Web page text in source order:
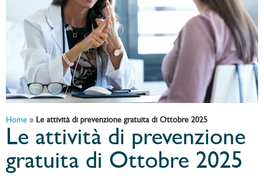
Home » Le attività di prevenzione gratuita di Ottobre 2025
Le attività di prevenzione
gratuita di Ottobre 2025